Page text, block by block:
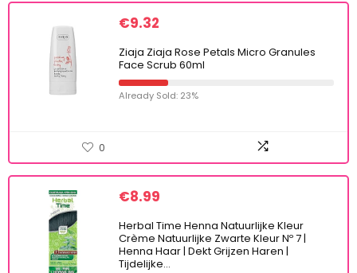
€9.32
Ziaja Ziaja Rose Petals Micro Granules
Face Scrub 60ml
Already Sold: 23%
0
€8.99
Herbal Time Henna Natuurlijke Kleur
Crème Natuurlijke Zwarte Kleur Nº 7 |
Henna Haar | Dekt Grijzen Haren |
Tijdelijke…